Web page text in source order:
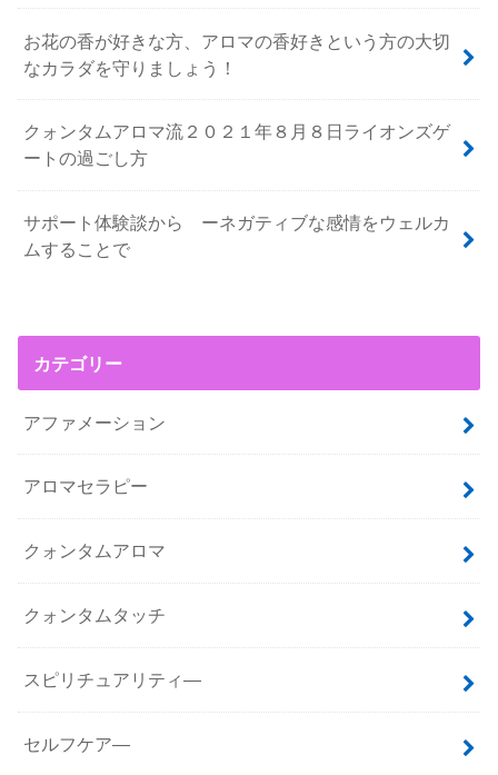
お花の香が好きな方、アロマの香好きという方の大切
なカラダを守りましょう！
クォンタムアロマ流２０２１年８月８日ライオンズゲ
ートの過ごし方
サポート体験談から ーネガティブな感情をウェルカ
ムすることで
カテゴリー
アファメーション
アロマセラピー
クォンタムアロマ
クォンタムタッチ
スピリチュアリティ―
セルフケア―